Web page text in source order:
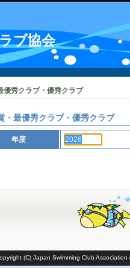
ブ協会
優秀クラブ・優秀クラブ
・最優秀クラブ・優秀クラブ
年度
(C) Japan Swimming Club Association